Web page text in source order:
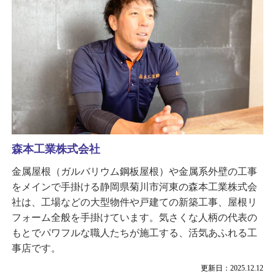
更新日：2025.12.12
森本工業株式会社
金属屋根（ガルバリウム鋼板屋根）や金属系外壁の工事
をメインで手掛ける静岡県菊川市河東の森本工業株式会
社は、工場などの大型物件や戸建ての新築工事、屋根リ
フォーム全般を手掛けています。気さくな人柄の代表の
もとでパワフルな職人たちが施工する、活気あふれる工
事店です。